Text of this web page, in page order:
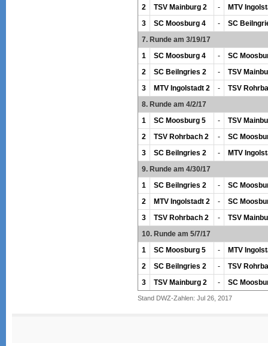
2
TSV Mainburg 2 -
MTV
3
SC Moosburg 4 -
SC
7. Runde am 3/19/17
1
SC Moosburg 4 -
SC
2
SC Beilngries 2 -
TSV
3
MTV Ingolstadt 2 -
TSV
8. Runde am 4/2/17
1
SC Moosburg 5 -
TSV
2
TSV Rohrbach 2 -
SC
3
SC Beilngries 2 -
MTV
9. Runde am 4/30/17
1
SC Beilngries 2 -
SC
2
MTV Ingolstadt 2 -
SC
3
TSV Rohrbach 2 -
TSV
10. Runde am 5/7/17
1
SC Moosburg 5 -
MTV
2
SC Beilngries 2 -
TSV
3
TSV Mainburg 2 - SC
Stand DWZ-Zahlen: Jul 26, 2017